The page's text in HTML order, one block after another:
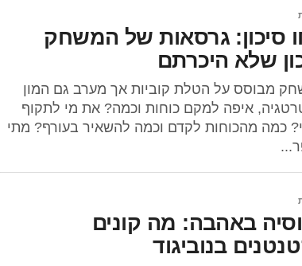
סיכון: גרסאות של המשחק
שלא היכרתם
מבוסס על הטלת קוביות אך מערב גם המון
איפה למקם כוחות וכמה? את מי לתקוף
כמה מהכוחות לקדם וכמה להשאיר בעורף? מתי
באהבה: מה קונים
בנוביגוד